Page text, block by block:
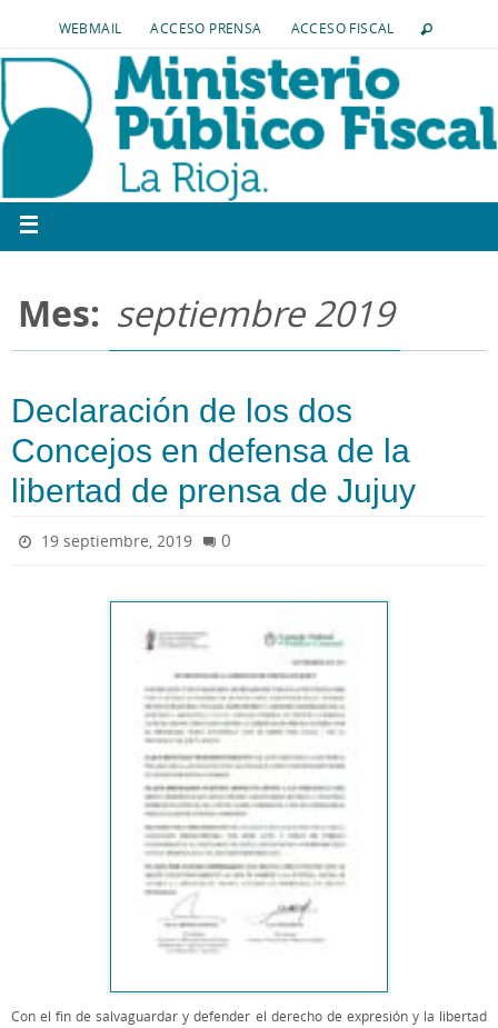
WEBMAIL ACCESO PRENSA ACCESO FISCAL
Mes: septiembre 2019
Declaración de los dos
Concejos en defensa de la
libertad de prensa de Jujuy
19 septiembre, 2019 0
Con el fin de salvaguardar y defender el derecho de expresión y la libertad